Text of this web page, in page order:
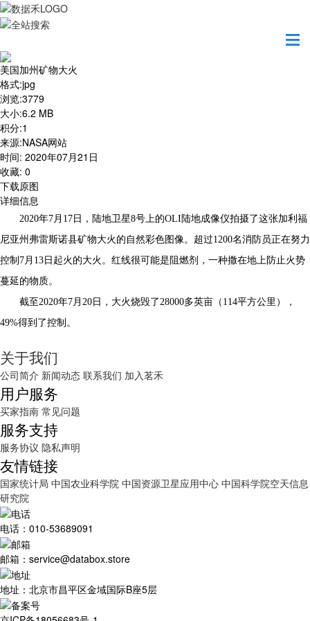
美国加州矿物大火
格式:jpg
浏览:3779
大小:6.2 MB
积分:1
来源:NASA网站
时间: 2020年07月21日
收藏: 0
下载原图
详细信息
2020年7月17日，陆地卫星8号上的OLI 陆地成像仪拍摄了这张加利福
尼亚州弗雷斯诺县矿物大火的自然彩色图像。超过1200名消防员正在努力
控制7月13日起火的大火。红线很可能是阻燃剂，一种撒在地上防止火势
蔓延的物质。
截至2020年7月20日，大火烧毁了28000多英亩（114平方公里），
49%得到了控制。
关于我们
公司简介 新闻动态 联系我们 加入茗禾
用户服务
买家指南 常见问题
服务支持
服务协议 隐私声明
友情链接
国家统计局 中国农业科学院 中国资源卫星应用中心 中国科学院空天信息
研究院
电话：010-53689091
邮箱：service@databox.store
地址：北京市昌平区金域国际B座5层